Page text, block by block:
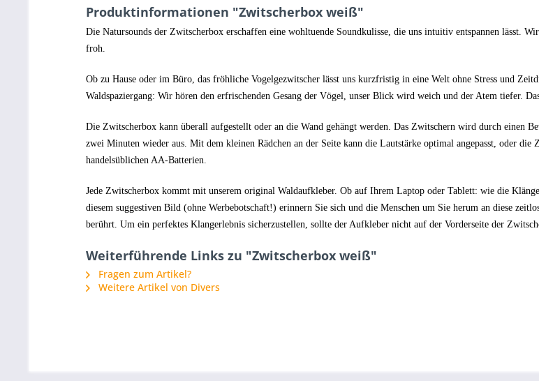
Produktinformationen "Zwitscherbox weiß"
Die Natursounds der Zwitscherbox erschaffen eine wohltuende Soundkulisse, die uns intuitiv entspannen lässt.
froh.
Ob zu Hause oder im Büro, das fröhliche Vogelgezwitscher lässt uns kurzfristig in eine Welt ohne Stress und
Waldspaziergang: Wir hören den erfrischenden Gesang der Vögel, unser Blick wird weich und der Atem tiefer.
Die Zwitscherbox kann überall aufgestellt oder an die Wand gehängt werden. Das Zwitschern wird durch einen
zwei Minuten wieder aus. Mit dem kleinen Rädchen an der Seite kann die Lautstärke optimal angepasst, oder
handelsüblichen AA-Batterien.
Jede Zwitscherbox kommt mit unserem original Waldaufkleber. Ob auf Ihrem Laptop oder Tablett: wie die
diesem suggestiven Bild (ohne Werbebotschaft!) erinnern Sie sich und die Menschen um Sie herum an diese
berührt. Um ein perfektes Klangerlebnis sicherzustellen, sollte der Aufkleber nicht auf der Vorderseite der
Weiterführende Links zu "Zwitscherbox weiß"
Fragen zum Artikel?
Weitere Artikel von Divers